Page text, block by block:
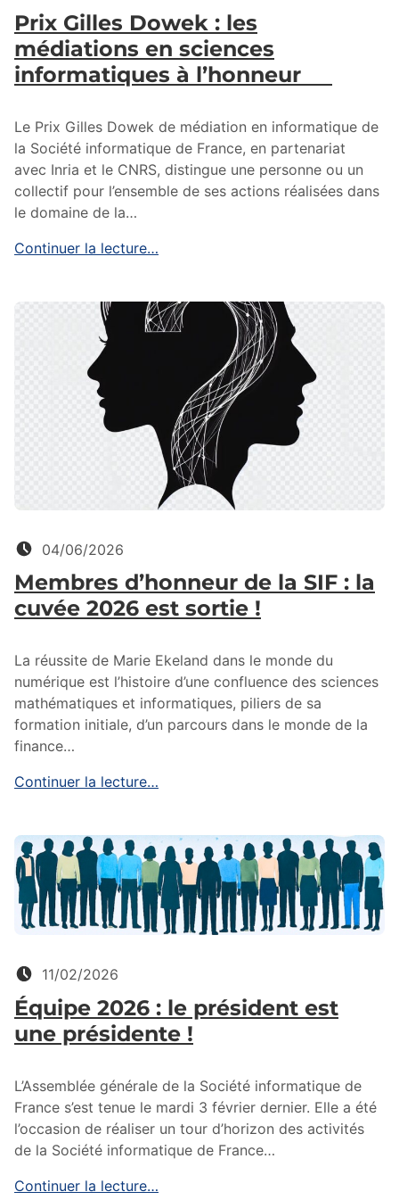
Prix Gilles Dowek : les
médiations en sciences
informatiques à l’honneur
Le Prix Gilles Dowek de médiation en informatique de
la Société informatique de France, en partenariat
avec Inria et le CNRS, distingue une personne ou un
collectif pour l’ensemble de ses actions réalisées dans
le domaine de la…
Continuer la lecture…
04/06/2026
Membres d’honneur de la SIF : la
cuvée 2026 est sortie !
La réussite de Marie Ekeland dans le monde du
numérique est l’histoire d’une confluence des sciences
mathématiques et informatiques, piliers de sa
formation initiale, d’un parcours dans le monde de la
finance…
Continuer la lecture…
Posté le:
11/02/2026
Équipe 2026 : le président est
une présidente !
L’Assemblée générale de la Société informatique de
France s’est tenue le mardi 3 février dernier. Elle a été
l’occasion de réaliser un tour d’horizon des activités
de la Société informatique de France…
Continuer la lecture…